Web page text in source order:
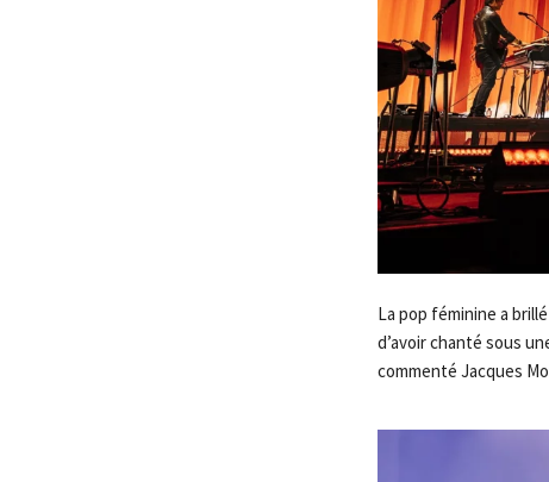
La pop féminine a
d’avoir chanté sous
commenté Jacques